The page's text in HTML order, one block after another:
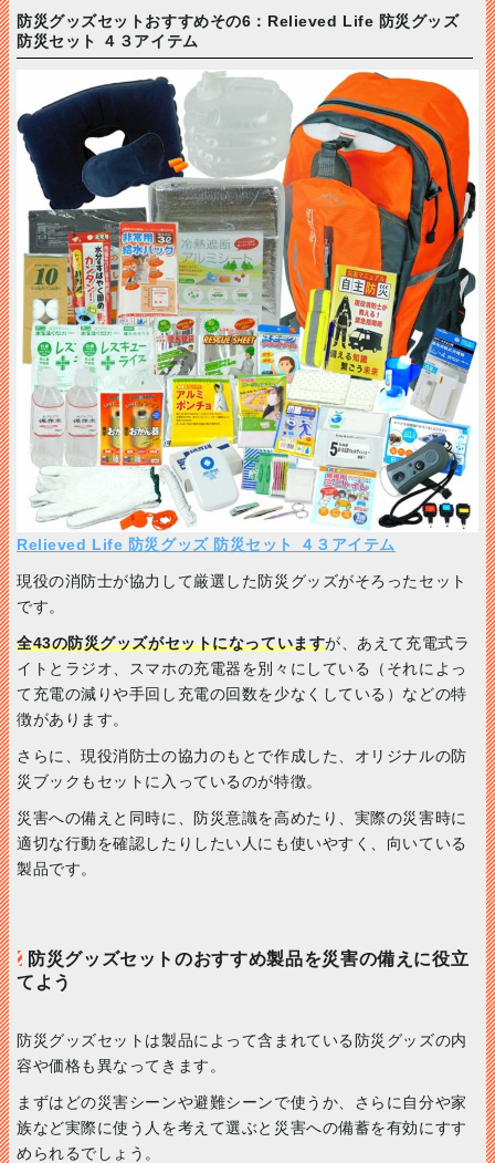
防災グッズセットおすすめその6：Relieved Life 防災グッズ
防災セット ４３アイテム
Relieved Life 防災グッズ 防災セット ４３アイテム
現役の消防士が協力して厳選した防災グッズがそろったセット
です。
全43の防災グッズがセットになっていますが、あえて充電式ラ
イトとラジオ、スマホの充電器を別々にしている（それによっ
て充電の減りや手回し充電の回数を少なくしている）などの特
徴があります。
さらに、現役消防士の協力のもとで作成した、オリジナルの防
災ブックもセットに入っているのが特徴。
災害への備えと同時に、防災意識を高めたり、実際の災害時に
適切な行動を確認したりしたい人にも使いやすく、向いている
製品です。
防災グッズセットのおすすめ製品を災害の備えに役立
てよう
防災グッズセットは製品によって含まれている防災グッズの内
容や価格も異なってきます。
まずはどの災害シーンや避難シーンで使うか、さらに自分や家
族など実際に使う人を考えて選ぶと災害への備蓄を有効にすす
められるでしょう。